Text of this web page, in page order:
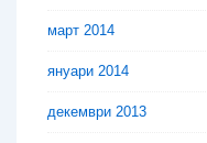
март 2014
януари 2014
декември 2013